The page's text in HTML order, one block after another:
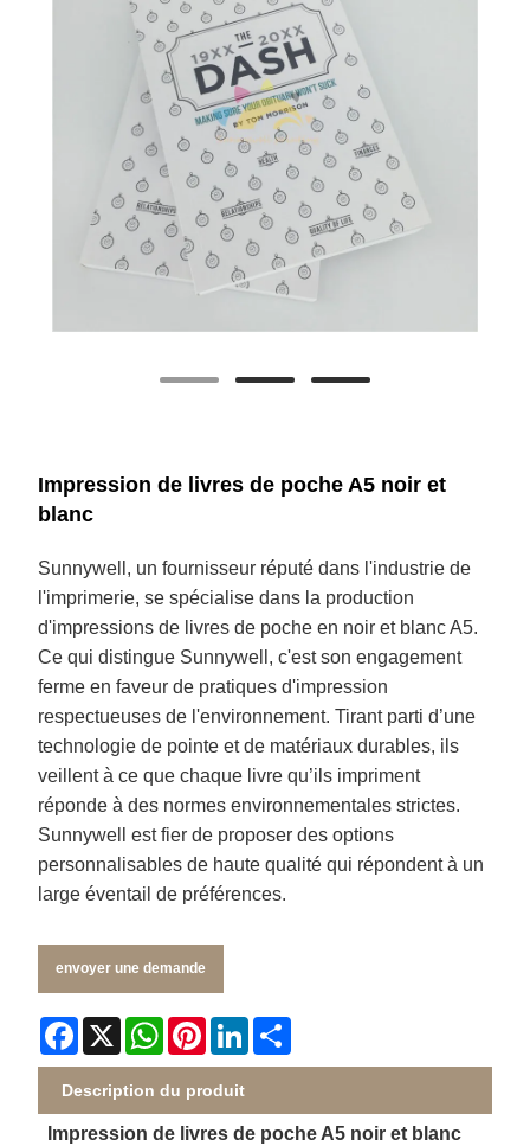
Impression de livres de poche A5 noir et
blanc
Sunnywell, un fournisseur réputé dans l'industrie de
l'imprimerie, se spécialise dans la production
d'impressions de livres de poche en noir et blanc A5.
Ce qui distingue Sunnywell, c'est son engagement
ferme en faveur de pratiques d'impression
respectueuses de l'environnement. Tirant parti d’une
technologie de pointe et de matériaux durables, ils
veillent à ce que chaque livre qu’ils impriment
réponde à des normes environnementales strictes.
Sunnywell est fier de proposer des options
personnalisables de haute qualité qui répondent à un
large éventail de préférences.
envoyer une demande
Facebook
X WhatsApp
PinterestLinkedIn
Description du produit
Impression de livres de poche A5 noir et blanc